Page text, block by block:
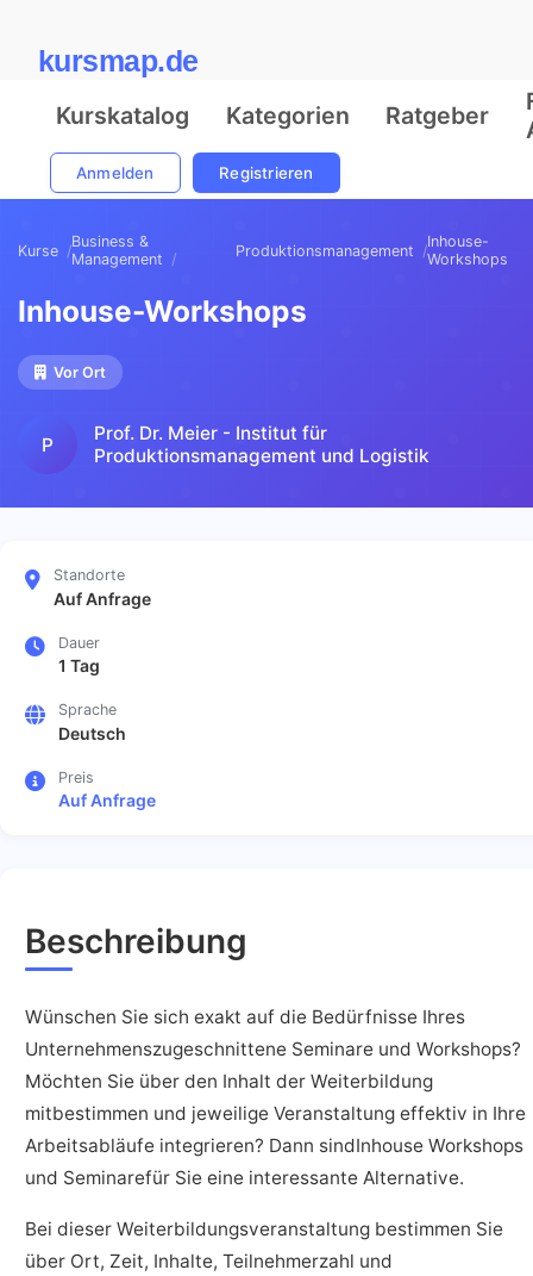
kursmap.de
Kurskatalog Kategorien Ratgeber
Anmelden Registrieren
Kurse
Business &
Management
Produktionsmanagement
Inhouse-
Workshops
Inhouse-Workshops
Vor Ort
P
Prof. Dr. Meier - Institut für
Produktionsmanagement und Logistik
Standorte
Auf Anfrage
Dauer
1 Tag
Sprache
Deutsch
Preis
Auf Anfrage
Beschreibung
Wünschen Sie sich exakt auf die Bedürfnisse Ihres
Unternehmenszugeschnittene Seminare und Workshops?
Möchten Sie über den Inhalt der Weiterbildung
mitbestimmen und jeweilige Veranstaltung effektiv in Ihre
Arbeitsabläufe integrieren? Dann sindInhouse Workshops
und Seminarefür Sie eine interessante Alternative.
Bei dieser Weiterbildungsveranstaltung bestimmen Sie
über Ort, Zeit, Inhalte, Teilnehmerzahl und